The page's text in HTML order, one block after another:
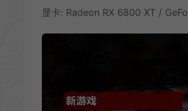
显卡: Radeon RX 6800 XT /